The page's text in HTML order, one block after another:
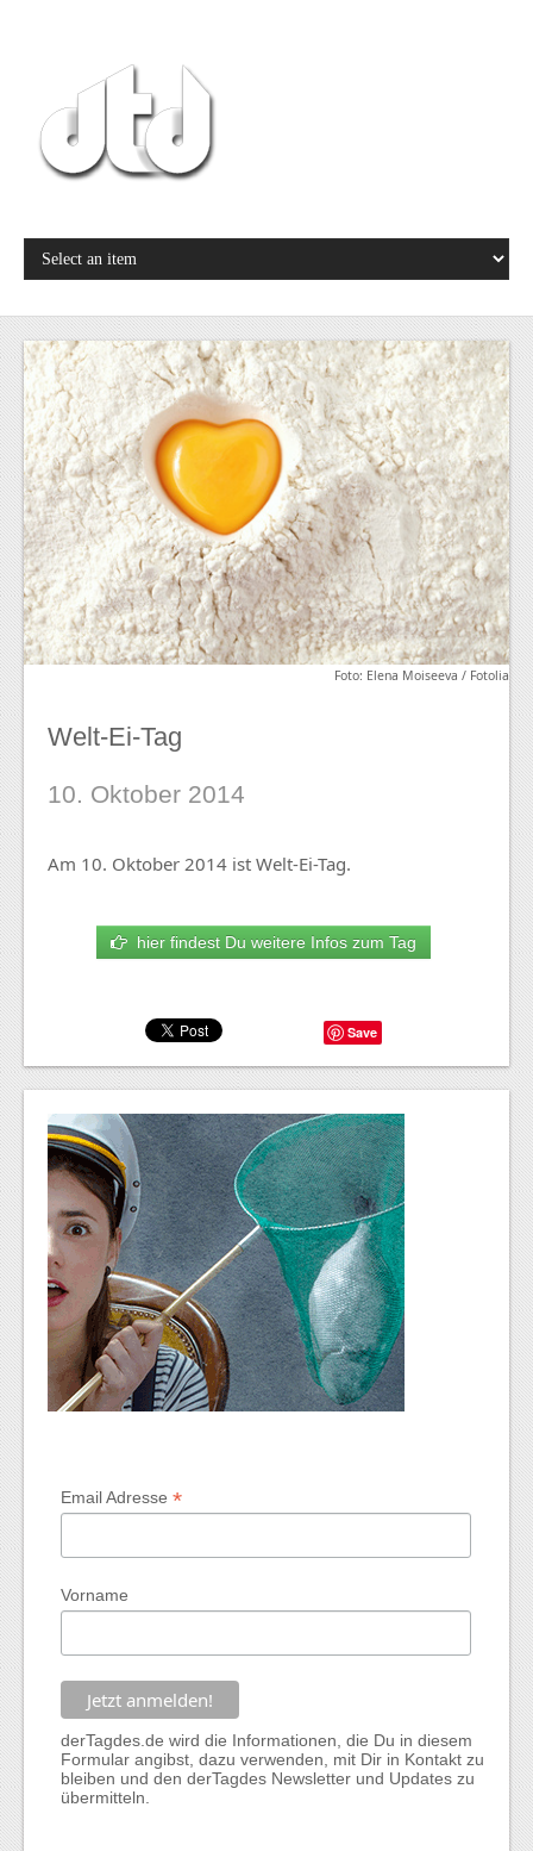
Foto: Elena Moiseeva / Fotolia
Welt-Ei-Tag
10. Oktober 2014
Am 10. Oktober 2014 ist Welt-Ei-Tag.
hier findest Du weitere Infos zum Tag
Save
Email Adresse*
Vorname
derTagdes.de wird die Informationen, die Du in diesem
Formular angibst, dazu verwenden, mit Dir in Kontakt zu
bleiben und den derTagdes Newsletter und Updates zu
übermitteln.